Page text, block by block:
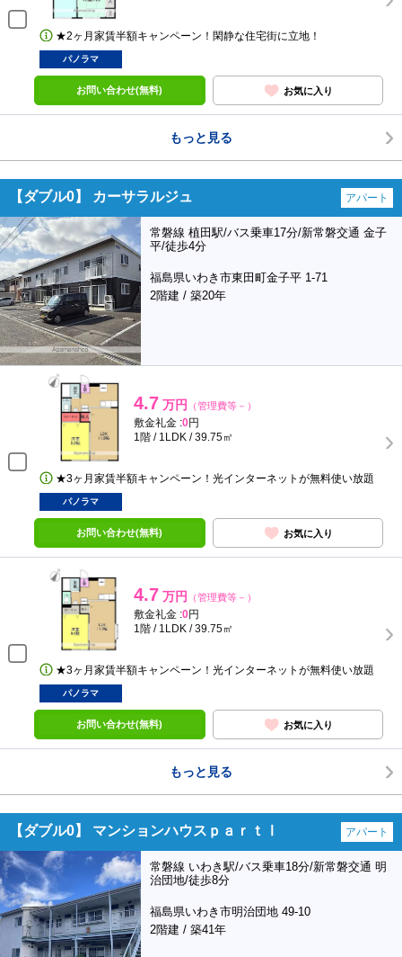
★2ヶ月家賃半額キャンペーン！閑静な住宅街に立地！
パノラマ
お問い合わせ(無料) お気に入り
もっと見る
【ダブル0】 カーサラルジュ アパート
常磐線 植田駅/バス乗車17分/新常磐交通 金子
平/徒歩4分
福島県いわき市東田町金子平 1-71
2階建 / 築20年
4.7 万円 （管理費等－）
敷金礼金 :0円
1階 / 1LDK / 39.75㎡
★3ヶ月家賃半額キャンペーン！光インターネットが無料使い放題
パノラマ
お問い合わせ(無料) お気に入り
4.7 万円 （管理費等－）
敷金礼金 :0円
1階 / 1LDK / 39.75㎡
★3ヶ月家賃半額キャンペーン！光インターネットが無料使い放題
パノラマ
お問い合わせ(無料) お気に入り
もっと見る
【ダブル0】 マンションハウスｐａｒｔⅠ アパート
常磐線 いわき駅/バス乗車18分/新常磐交通 明
治団地/徒歩8分
福島県いわき市明治団地 49-10
2階建 / 築41年